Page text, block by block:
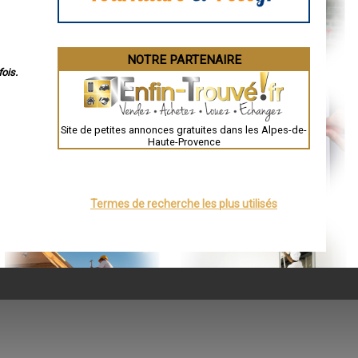
NOTRE PARTENAIRE
Site de petites annonces gratuites dans les Alpes-de-
Haute-Provence
Termes de recherche les plus utilisés